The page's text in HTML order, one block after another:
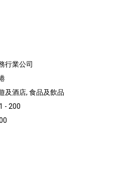
行業公司
及酒店, 食品及飲品
- 200